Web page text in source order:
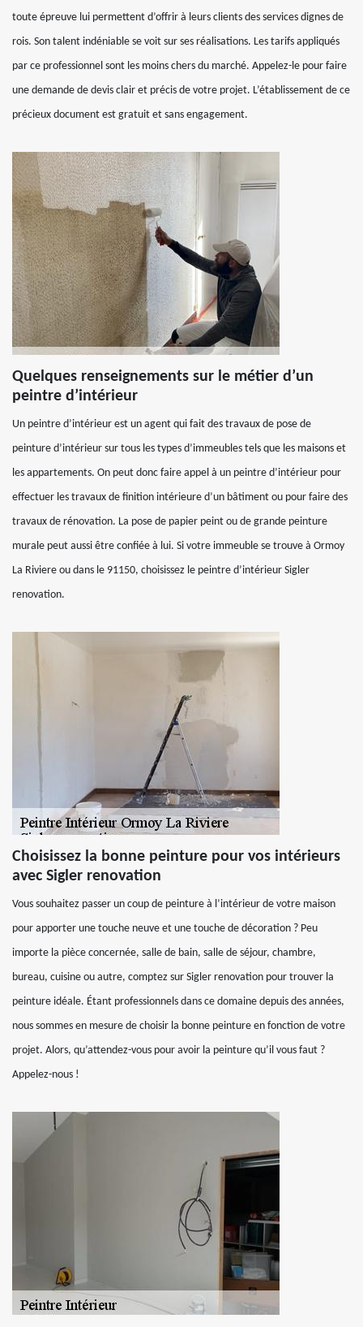
toute épreuve lui permettent d’offrir à leurs clients des services dignes de
rois. Son talent indéniable se voit sur ses réalisations. Les tarifs appliqués
par ce professionnel sont les moins chers du marché. Appelez-le pour faire
une demande de devis clair et précis de votre projet. L’établissement de ce
précieux document est gratuit et sans engagement.
Quelques renseignements sur le métier d’un
peintre d’intérieur
Un peintre d’intérieur est un agent qui fait des travaux de pose de
peinture d’intérieur sur tous les types d’immeubles tels que les maisons et
les appartements. On peut donc faire appel à un peintre d’intérieur pour
effectuer les travaux de finition intérieure d’un bâtiment ou pour faire des
travaux de rénovation. La pose de papier peint ou de grande peinture
murale peut aussi être confiée à lui. Si votre immeuble se trouve à Ormoy
La Riviere ou dans le 91150, choisissez le peintre d’intérieur Sigler
renovation.
Choisissez la bonne peinture pour vos intérieurs
avec Sigler renovation
Vous souhaitez passer un coup de peinture à l’intérieur de votre maison
pour apporter une touche neuve et une touche de décoration ? Peu
importe la pièce concernée, salle de bain, salle de séjour, chambre,
bureau, cuisine ou autre, comptez sur Sigler renovation pour trouver la
peinture idéale. Étant professionnels dans ce domaine depuis des années,
nous sommes en mesure de choisir la bonne peinture en fonction de votre
projet. Alors, qu’attendez-vous pour avoir la peinture qu’il vous faut ?
Appelez-nous !